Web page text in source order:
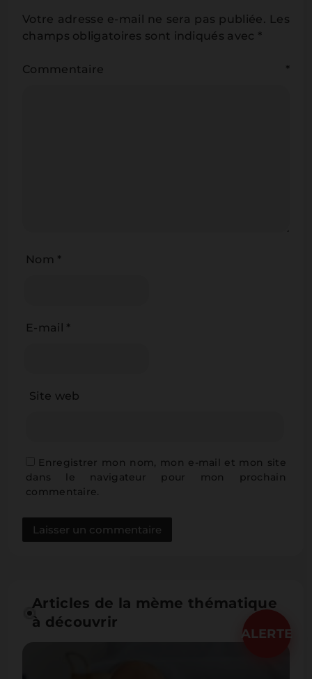
Votre adresse e-mail ne sera pas publiée. Les
champs obligatoires sont indiqués avec *
Commentaire *
Nom *
E-mail *
Site web
Enregistrer mon nom, mon e-mail et mon site
dans le navigateur pour mon prochain
commentaire.
Articles de la mème thématique
à découvrir
ALERTE